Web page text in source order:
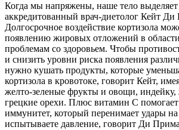
Когда мы напряжены, наше тело выделяет
аккредитованный врач-диетолог Кейт
Долгосрочное воздействие кортизола
появлению жировых отложений в
проблемам со здоровьем. Чтобы
и снизить уровни риска появления
нужно кушать продукты, которые
кортизола в кровотоке, говорит Кейт,
желто-зеленые фрукты и овощи,
грецкие орехи. Плюс витамин C
иммунитет, который перенимает удары
испытываете давление, говорит Ди